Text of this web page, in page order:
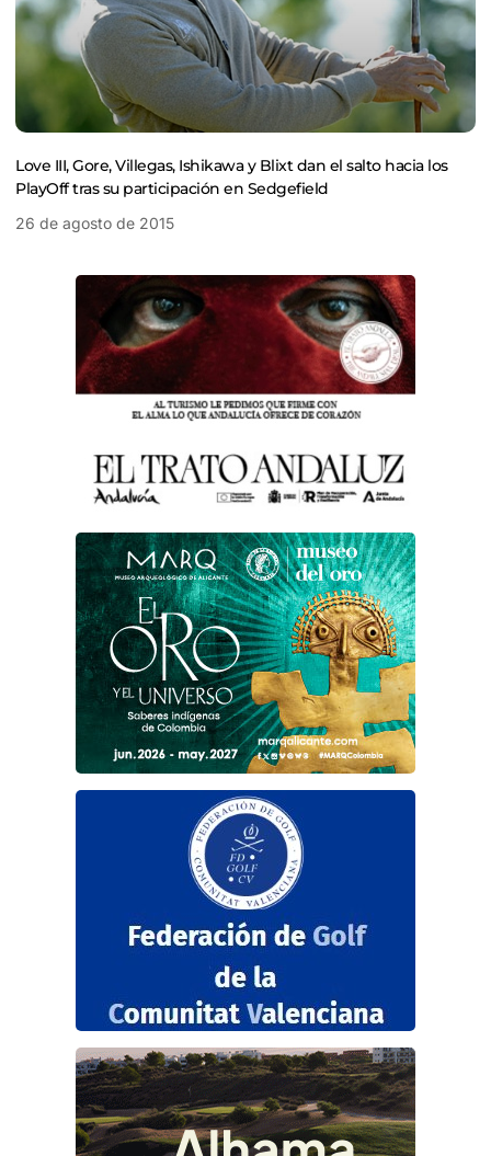
Love III, Gore, Villegas, Ishikawa y Blixt dan el salto hacia los
PlayOff tras su participación en Sedgefield
26 de agosto de 2015